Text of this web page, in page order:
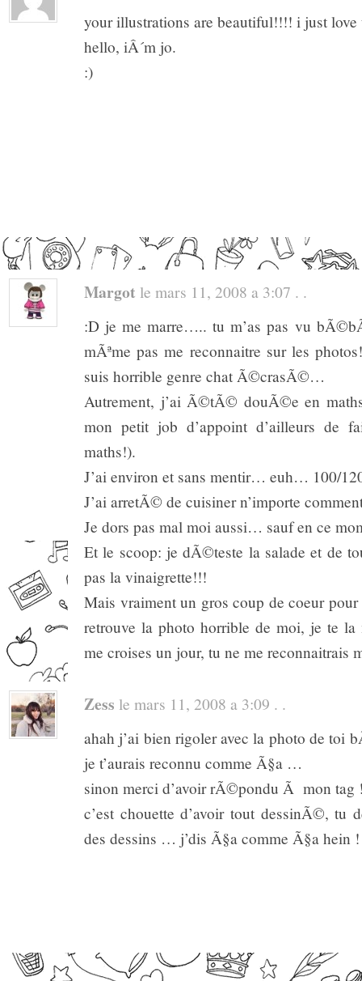
your illustrations are beautiful!!!! i just love
hello, iÂ´m jo.
:)
Margot le mars 11, 2008 a 3:07 . .
:D je me marre….. tu m’as pas vu
mÃªme pas me reconnaitre sur les
suis horrible genre chat Ã©crasÃ©…
Autrement, j’ai Ã©tÃ© douÃ©e en maths
mon petit job d’appoint d’ailleurs de
maths!).
J’ai environ et sans mentir… euh… 100/
J’ai arretÃ© de cuisiner n’importe
Je dors pas mal moi aussi… sauf en ce
Et le scoop: je dÃ©teste la salade et de
pas la vinaigrette!!!
Mais vraiment un gros coup de coeur
retrouve la photo horrible de moi, je te
me croises un jour, tu ne me reconnaitrais
Zess le mars 11, 2008 a 3:09 . .
ahah j’ai bien rigoler avec la photo de toi
je t’aurais reconnu comme Ã§a …
sinon merci d’avoir rÃ©pondu Ã mon tag
c’est chouette d’avoir tout dessinÃ©, tu
des dessins … j’dis Ã§a comme Ã§a hein